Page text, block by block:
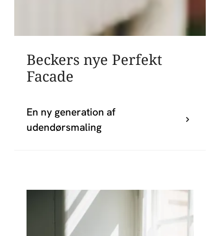
Beckers nye Perfekt
Facade
En ny generation af
udendørsmaling